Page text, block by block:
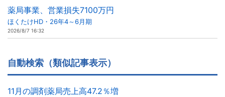
薬局事業、営業損失7100万円
ほくたけHD・26年4～6月期
2026/8/7 16:32
自動検索（類似記事表示）
11月の調剤薬局売上高47.2％増